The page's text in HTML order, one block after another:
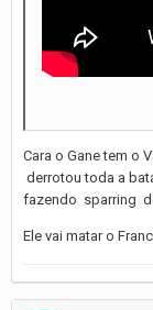
Cara o Gane tem o
derrotou toda a
fazendo sparring
Ele vai matar o